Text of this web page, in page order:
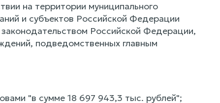
на территории муниципального
и субъектов Российской Федерации
Российской Федерации,
подведомственных главным
"в сумме 18 697 943,3 тыс. рублей";